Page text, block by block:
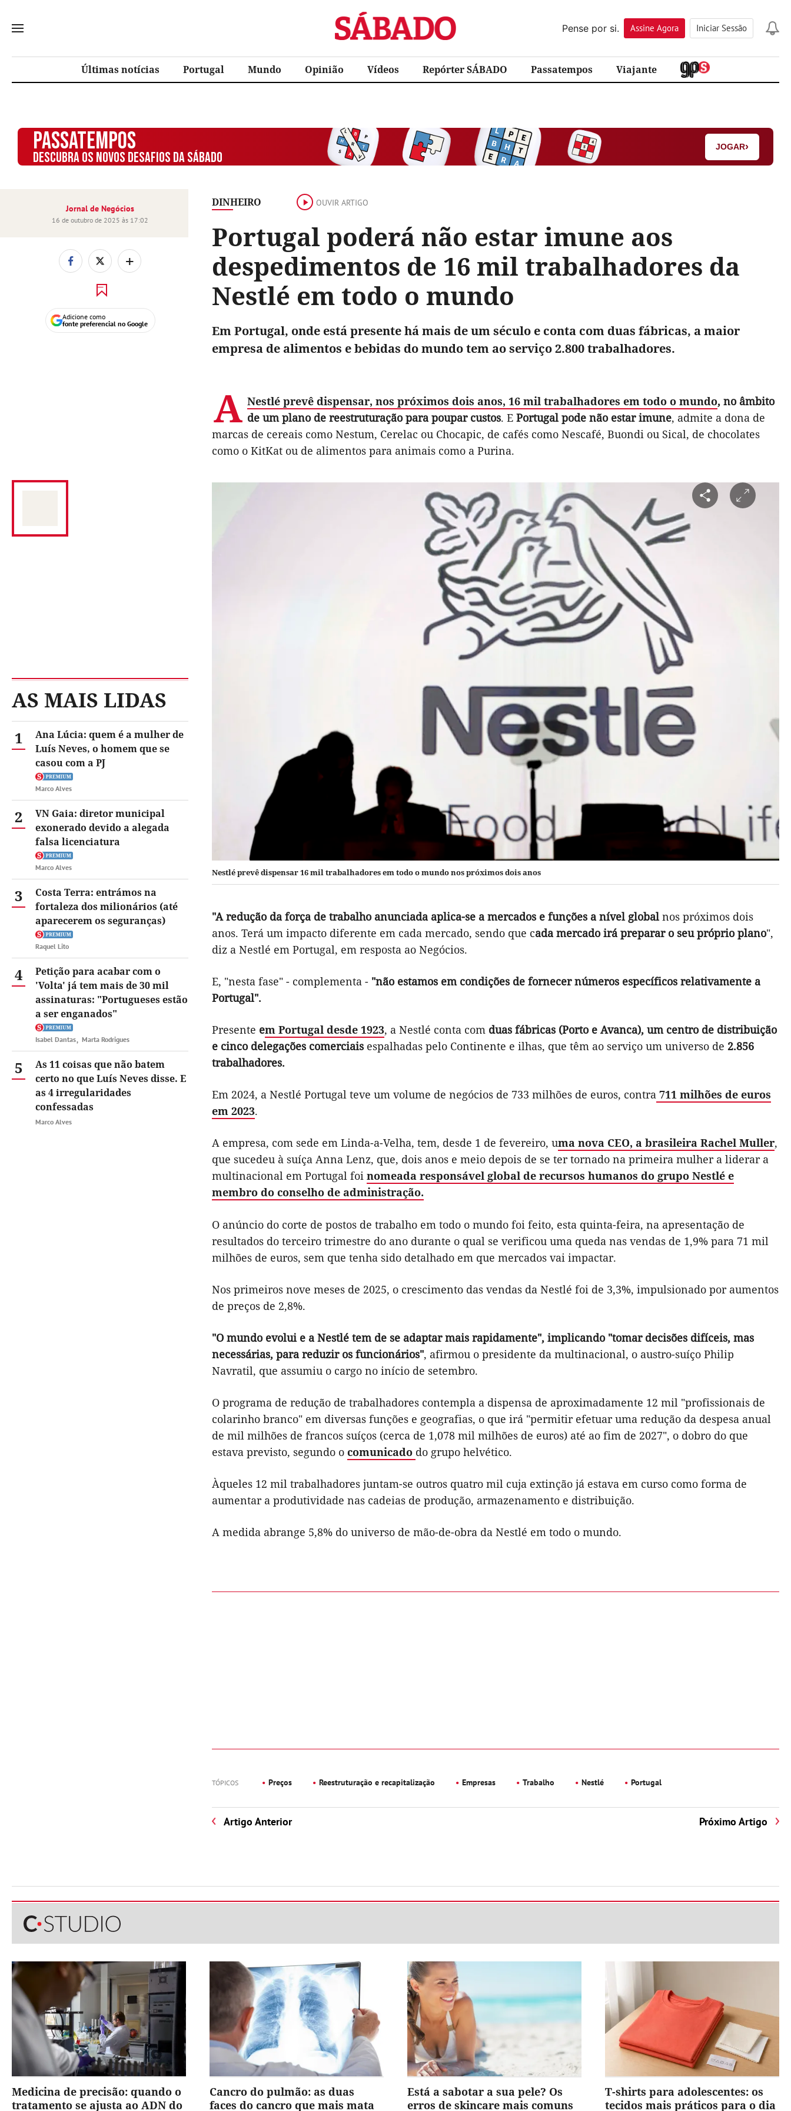
Sábado
Pense por si.
Assine Agora Iniciar Sessão
Últimas notícias Portugal Mundo Opinião Vídeos Repórter SÁBADO Passatempos Viajante
PASSATEMPOS
DESCUBRA OS NOVOS DESAFIOS DA SÁBADO
JOGAR›
DINHEIRO OUVIR ARTIGO
Portugal poderá não estar imune aos
despedimentos de 16 mil trabalhadores da
Nestlé em todo o mundo
Jornal de Negócios
16 de outubro de 2025 às 17:02
+
Adicione como
fonte preferencial no Google
AS MAIS LIDAS
1
Ana Lúcia: quem é a mulher de
Luís Neves, o homem que se
casou com a PJ
Marco Alves
2
VN Gaia: diretor municipal
exonerado devido a alegada
falsa licenciatura
Marco Alves
3
Costa Terra: entrámos na
fortaleza dos milionários (até
aparecerem os seguranças)
Raquel Lito
4
Petição para acabar com o
'Volta' já tem mais de 30 mil
assinaturas: "Portugueses estão
a ser enganados"
Isabel Dantas Marta Rodrigues
5
As 11 coisas que não batem
certo no que Luís Neves disse. E
as 4 irregularidades
confessadas
Marco Alves
Em Portugal, onde está presente há mais de um século e conta com duas fábricas, a maior
empresa de alimentos e bebidas do mundo tem ao serviço 2.800 trabalhadores.
A Nestlé prevê dispensar, nos próximos dois anos, 16 mil trabalhadores em todo o mundo, no âmbito
de um plano de reestruturação para poupar custos. E Portugal pode não estar imune, admite a dona de
marcas de cereais como Nestum, Cerelac ou Chocapic, de cafés como Nescafé, Buondi ou Sical, de chocolates
como o KitKat ou de alimentos para animais como a Purina.
Nestlé prevê dispensar 16 mil trabalhadores em todo o mundo nos próximos dois anos
"A redução da força de trabalho anunciada aplica-se a mercados e funções a nível global nos próximos dois
anos. Terá um impacto diferente em cada mercado, sendo que cada mercado irá preparar o seu próprio plano",
diz a Nestlé em Portugal, em resposta ao Negócios.
E, "nesta fase" - complementa - "não estamos em condições de fornecer números específicos relativamente a
Portugal".
Presente em Portugal desde 1923, a Nestlé conta com duas fábricas (Porto e Avanca), um centro de distribuição
e cinco delegações comerciais espalhadas pelo Continente e ilhas, que têm ao serviço um universo de 2.856
trabalhadores.
Em 2024, a Nestlé Portugal teve um volume de negócios de 733 milhões de euros, contra 711 milhões de euros
em 2023.
A empresa, com sede em Linda-a-Velha, tem, desde 1 de fevereiro, uma nova CEO, a brasileira Rachel Muller,
que sucedeu à suíça Anna Lenz, que, dois anos e meio depois de se ter tornado na primeira mulher a liderar a
multinacional em Portugal foi nomeada responsável global de recursos humanos do grupo Nestlé e
membro do conselho de administração.
O anúncio do corte de postos de trabalho em todo o mundo foi feito, esta quinta-feira, na apresentação de
resultados do terceiro trimestre do ano durante o qual se verificou uma queda nas vendas de 1,9% para 71 mil
milhões de euros, sem que tenha sido detalhado em que mercados vai impactar.
Nos primeiros nove meses de 2025, o crescimento das vendas da Nestlé foi de 3,3%, impulsionado por aumentos
de preços de 2,8%.
"O mundo evolui e a Nestlé tem de se adaptar mais rapidamente", implicando "tomar decisões difíceis, mas
necessárias, para reduzir os funcionários", afirmou o presidente da multinacional, o austro-suíço Philip
Navratil, que assumiu o cargo no início de setembro.
O programa de redução de trabalhadores contempla a dispensa de aproximadamente 12 mil "profissionais de
colarinho branco" em diversas funções e geografias, o que irá "permitir efetuar uma redução da despesa anual
de mil milhões de francos suíços (cerca de 1,078 mil milhões de euros) até ao fim de 2027", o dobro do que
estava previsto, segundo o comunicado do grupo helvético.
Àqueles 12 mil trabalhadores juntam-se outros quatro mil cuja extinção já estava em curso como forma de
aumentar a produtividade nas cadeias de produção, armazenamento e distribuição.
A medida abrange 5,8% do universo de mão-de-obra da Nestlé em todo o mundo.
TÓPICOS Preços Reestruturação e recapitalização Empresas Trabalho Nestlé Portugal
Artigo Anterior Próximo Artigo
Medicina de precisão: quando o
tratamento se ajusta ao ADN do
Cancro do pulmão: as duas
faces do cancro que mais mata
Está a sabotar a sua pele? Os
erros de skincare mais comuns
T-shirts para adolescentes: os
tecidos mais práticos para o dia